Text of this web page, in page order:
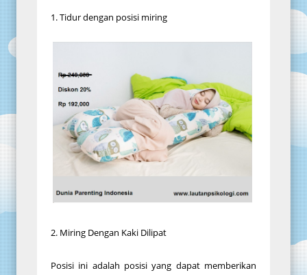
1. Tidur dengan posisi miring
2. Miring Dengan Kaki Dilipat
Posisi ini adalah posisi yang dapat memberikan